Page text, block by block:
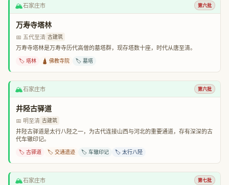
🏔️石家庄市 第六批
万寿寺塔林
📅 五代至清 古建筑
万寿寺塔林是万寿寺历代高僧的墓塔群，现存塔数十座，时代从唐至清。
🏷️ 塔林 🛕 佛教寺院 🏷️ 墓塔
🏔️石家庄市 第六批
井陉古驿道
📅 明至清 古建筑
井陉古驿道是太行八陉之一，为古代连接山西与河北的重要通道，存有深深的古
代车辙印记。
🏷️ 古驿道 🏷️ 交通遗迹 🏷️ 车辙印记 🏷️ 太行八陉
🏔️石家庄市 第七批